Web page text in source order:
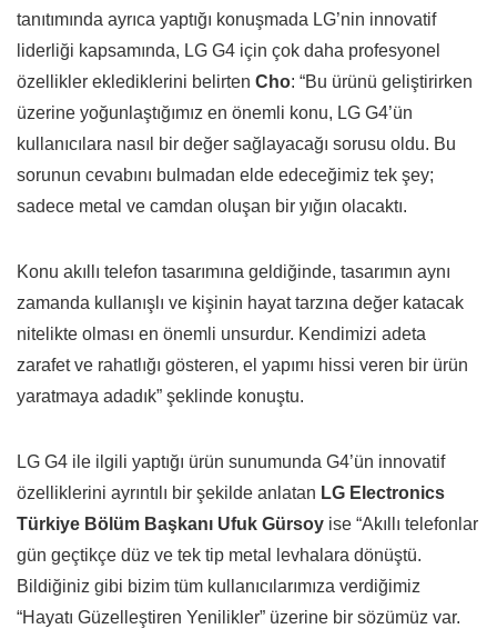
tanıtımında ayrıca yaptığı konuşmada LG’nin innovatif
liderliği kapsamında, LG G4 için çok daha profesyonel
özellikler eklediklerini belirten Cho: “Bu ürünü geliştirirken
üzerine yoğunlaştığımız en önemli konu, LG G4’ün
kullanıcılara nasıl bir değer sağlayacağı sorusu oldu. Bu
sorunun cevabını bulmadan elde edeceğimiz tek şey;
sadece metal ve camdan oluşan bir yığın olacaktı.
Konu akıllı telefon tasarımına geldiğinde, tasarımın aynı
zamanda kullanışlı ve kişinin hayat tarzına değer katacak
nitelikte olması en önemli unsurdur. Kendimizi adeta
zarafet ve rahatlığı gösteren, el yapımı hissi veren bir ürün
yaratmaya adadık” şeklinde konuştu.
LG G4 ile ilgili yaptığı ürün sunumunda G4’ün innovatif
özelliklerini ayrıntılı bir şekilde anlatan LG Electronics
Türkiye Bölüm Başkanı Ufuk Gürsoy ise “Akıllı telefonlar
gün geçtikçe düz ve tek tip metal levhalara dönüştü.
Bildiğiniz gibi bizim tüm kullanıcılarımıza verdiğimiz
“Hayatı Güzelleştiren Yenilikler” üzerine bir sözümüz var.